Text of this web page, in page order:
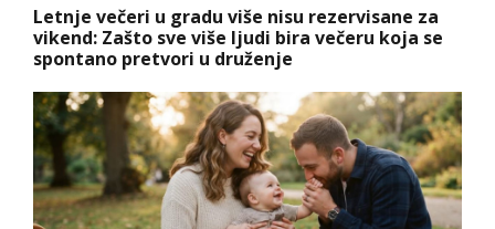
Letnje večeri u gradu više nisu rezervisane za
vikend: Zašto sve više ljudi bira večeru koja se
spontano pretvori u druženje